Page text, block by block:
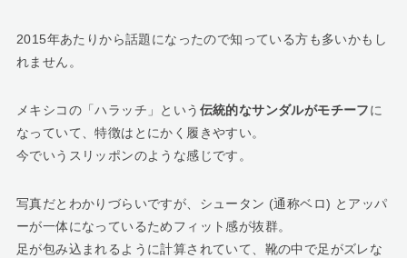
2015年あたりから話題になったので知っている方も多いかもし
れません。
メキシコの「ハラッチ」という 伝統的なサンダルがモチーフに
なっていて、特徴はとにかく履きやすい。
今でいうスリッポンのような感じです。
写真だとわかりづらいですが、シュータン (通称ベロ) とアッパ
ーが一体になっているためフィット感が抜群。
足が包み込まれるように計算されていて、靴の中で足がズレな